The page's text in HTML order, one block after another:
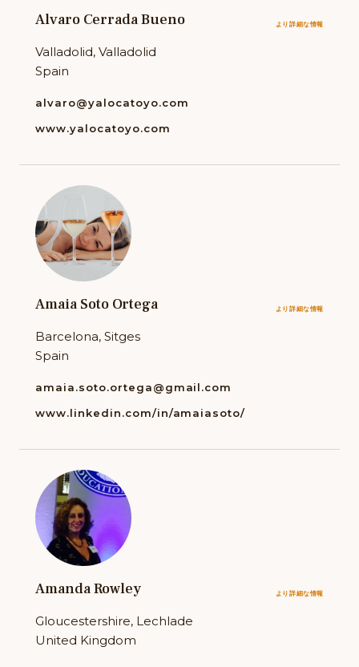
Alvaro Cerrada Bueno より詳細な情報
Valladolid, Valladolid
Spain
alvaro@yalocatoyo.com
www.yalocatoyo.com
Amaia Soto Ortega より詳細な情報
Barcelona, Sitges
Spain
amaia.soto.ortega@gmail.com
www.linkedin.com/in/amaiasoto/
Amanda Rowley より詳細な情報
Gloucestershire, Lechlade
United Kingdom